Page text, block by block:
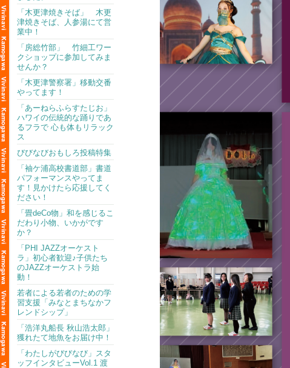
「木更津焼きそば」 木更
津焼きそば、人参湯にて営
業中！
「房総竹部」 竹細工ワー
クショップに参加してみま
せんか？
「木更津警察署」移動交番
やってます！
「あーねらふらすたじお」
ハワイの伝統的な踊りであ
るフラで 心も体もリラック
ス
びびなびおもしろ投稿特集
「袖ケ浦高校書道部」書道
パフォーマンスやってま
す！見かけたら応援してく
ださい！
「畳deCo物」和を感じるこ
だわり小物、いかがです
か？
「PHI JAZZオーケスト
ラ」初心者歓迎♪子供たち
のJAZZオーケストラ始
動！
若者による若者のための学
習支援「みなとまちなかフ
レンドシップ」
「浩洋丸船長 秋山浩太郎」
獲れたて地魚をお届け中！
「わたしがびびなび」スタ
ッフインタビューVol.1 渡